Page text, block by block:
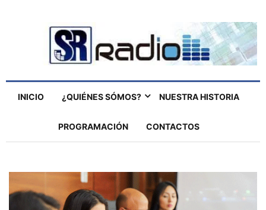
INICIO ¿QUIÉNES SÓMOS? NUESTRA HISTORIA
PROGRAMACIÓN CONTACTOS